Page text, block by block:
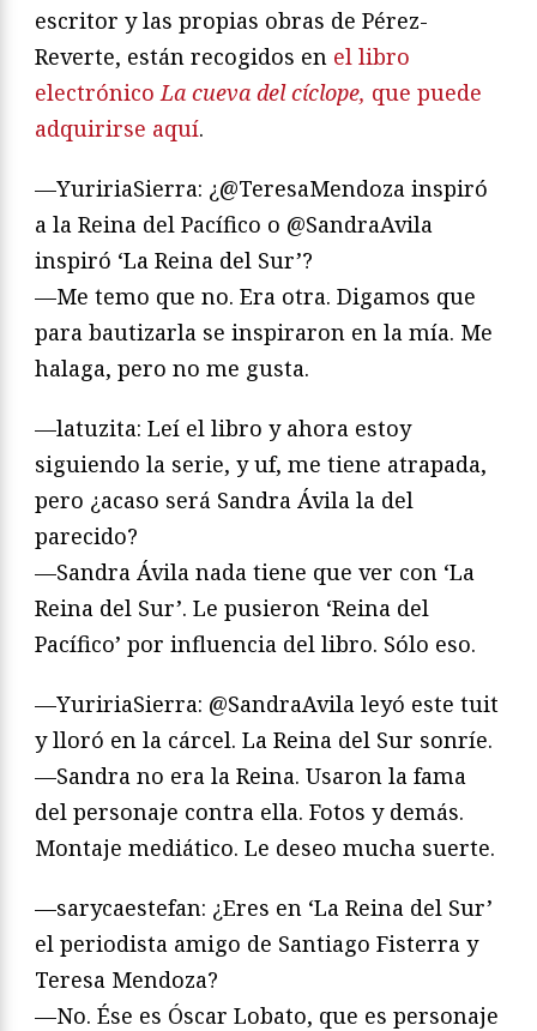
escritor y las propias obras de Pérez-
Reverte, están recogidos en el libro
electrónico La cueva del cíclope, que puede
adquirirse aquí.
—YuririaSierra: ¿@TeresaMendoza inspiró
a la Reina del Pacífico o @SandraAvila
inspiró ‘La Reina del Sur’?
—Me temo que no. Era otra. Digamos que
para bautizarla se inspiraron en la mía. Me
halaga, pero no me gusta.
—latuzita: Leí el libro y ahora estoy
siguiendo la serie, y uf, me tiene atrapada,
pero ¿acaso será Sandra Ávila la del
parecido?
—Sandra Ávila nada tiene que ver con ‘La
Reina del Sur’. Le pusieron ‘Reina del
Pacífico’ por influencia del libro. Sólo eso.
—YuririaSierra: @SandraAvila leyó este tuit
y lloró en la cárcel. La Reina del Sur sonríe.
—Sandra no era la Reina. Usaron la fama
del personaje contra ella. Fotos y demás.
Montaje mediático. Le deseo mucha suerte.
—sarycaestefan: ¿Eres en ‘La Reina del Sur’
el periodista amigo de Santiago Fisterra y
Teresa Mendoza?
—No. Ése es Óscar Lobato, que es personaje